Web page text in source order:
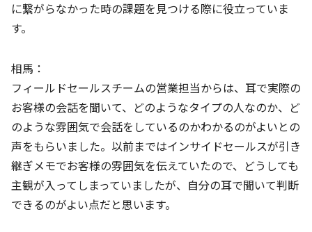
に繋がらなかった時の課題を見つける際に役立っていま
す。
相馬：
フィールドセールスチームの営業担当からは、耳で実際の
お客様の会話を聞いて、どのようなタイプの人なのか、ど
のような雰囲気で会話をしているのかわかるのがよいとの
声をもらいました。以前まではインサイドセールスが引き
継ぎメモでお客様の雰囲気を伝えていたので、どうしても
主観が入ってしまっていましたが、自分の耳で聞いて判断
できるのがよい点だと思います。